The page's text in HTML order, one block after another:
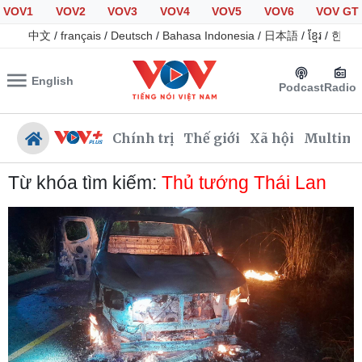
VOV1 VOV2 VOV3 VOV4 VOV5 VOV6
VOV GT
中文 / français / Deutsch / Bahasa Indonesia / 日本語 / ខ្មែរ / 한국
English PodcastRadio
Chính trị Thế giới Xã hội
Chính trị
Đảng
Tổ chức nhân sự
Quốc hội
Nhận diện sự thật
Xã hội
Tin 24h
Giáo dục
Dự báo thời tiết
Dấu ấn VOV
Việc làm
Biển đảo
Từ khóa tìm kiếm: Thủ tướng Thái Lan